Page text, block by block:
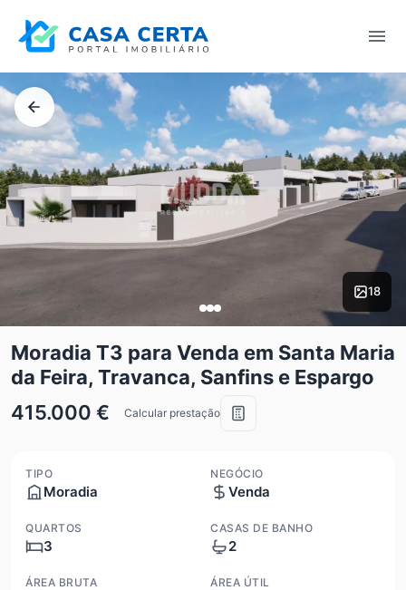
18
Moradia T3 para Venda em Santa Maria
da Feira, Travanca, Sanfins e Espargo
415.000 €
Calcular prestação
TIPO
Moradia
NEGÓCIO
Venda
QUARTOS
3
CASAS DE BANHO
2
ÁREA BRUTA ÁREA ÚTIL